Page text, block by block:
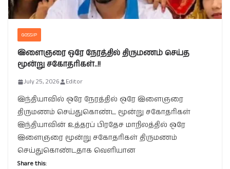
GOSSIP
இளைஞரை ஒரே நேரத்தில் திருமணம் செய்த
மூன்று சகோதரிகள்..!!
July 25, 2026 Editor
இந்தியாவில் ஒரே நேரத்தில் ஒரே இளைஞரை
திருமணம் செய்துகொண்ட மூன்று சகோதரிகள்
இந்தியாவின் உத்தரப் பிரதேச மாநிலத்தில் ஒரே
இளைஞரை மூன்று சகோதரிகள் திருமணம்
செய்துகொண்டதாக வெளியான
Share this: